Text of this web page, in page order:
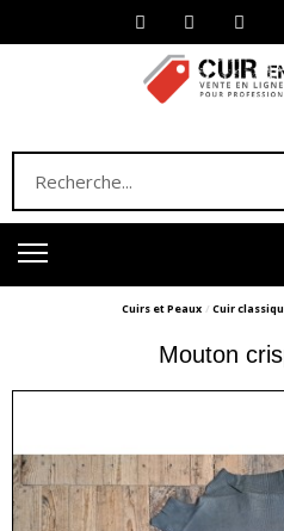
Cuirs et Peaux Cuir
Mouton